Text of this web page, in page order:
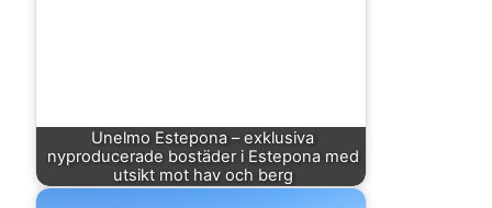
Unelmo Estepona – exklusiva
nyproducerade bostäder i Estepona med
utsikt mot hav och berg